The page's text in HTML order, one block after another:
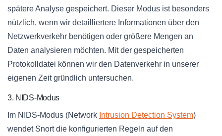
spätere Analyse gespeichert. Dieser Modus ist besonders
nützlich, wenn wir detailliertere Informationen über den
Netzwerkverkehr benötigen oder größere Mengen an
Daten analysieren möchten. Mit der gespeicherten
Protokolldatei können wir den Datenverkehr in unserer
eigenen Zeit gründlich untersuchen.
3. NIDS-Modus
Im NIDS-Modus (Network Intrusion Detection System)
wendet Snort die konfigurierten Regeln auf den